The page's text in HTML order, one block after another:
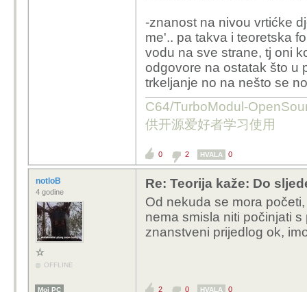
-znanost na nivou vrtićke
me'.. pa takva i teoretska
vodu na sve strane, tj oni
odgovore na ostatak što u
trkeljanje no na nešto se
C64/TurboModul-
供开源爱好者学习使用
0 2 HVALA 0
notloB
4 godine
OFFLINE
Re: Teorija kaže: Do
Od nekuda se mora
nema smisla niti počinjati
znanstveni prijedlog ok,
Moj PC 2 0 HVALA 0